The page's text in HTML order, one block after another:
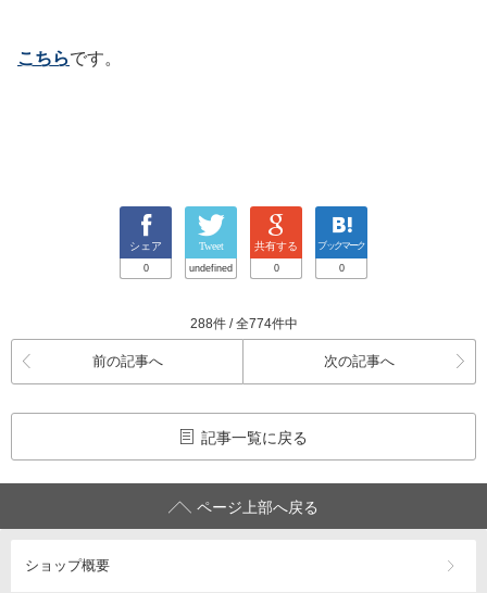
こちらです。
シェア
0
Tweet
undefined
共有する
0
ブックマーク
0
288件 / 全774件中
前の記事へ 次の記事へ
記事一覧に戻る
ページ上部へ戻る
ショップ概要